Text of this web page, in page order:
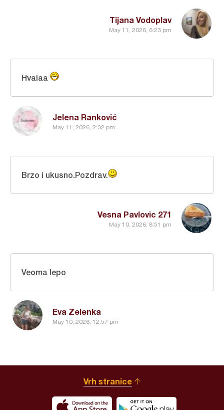
Tijana Vodoplav
May 11, 2026, 6:23 pm
Jelena Ranković
May 11, 2026, 2:32 pm
Hvalaa
Vesna Pavlovic 271
May 10, 2026, 8:51 pm
Brzo i ukusno.Pozdrav.
Eva Zelenka
May 10, 2026, 12:57 pm
Veoma lepo
Vrh stranice